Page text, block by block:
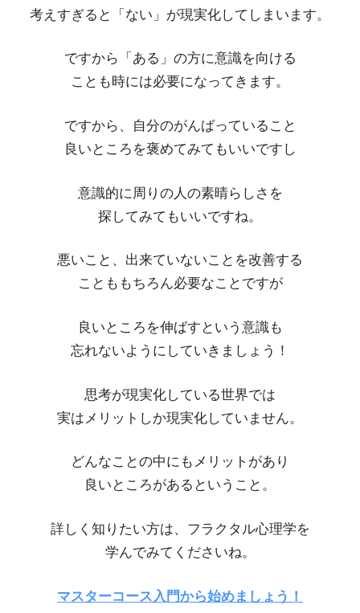
考えすぎると「ない」が現実化してしまいます。
ですから「ある」の方に意識を向ける
ことも時には必要になってきます。
ですから、自分のがんばっていること
良いところを褒めてみてもいいですし
意識的に周りの人の素晴らしさを
探してみてもいいですね。
悪いこと、出来ていないことを改善する
ことももちろん必要なことですが
良いところを伸ばすという意識も
忘れないようにしていきましょう！
思考が現実化している世界では
実はメリットしか現実化していません。
どんなことの中にもメリットがあり
良いところがあるということ。
詳しく知りたい方は、フラクタル心理学を
学んでみてくださいね。
マスターコース入門から始めましょう！